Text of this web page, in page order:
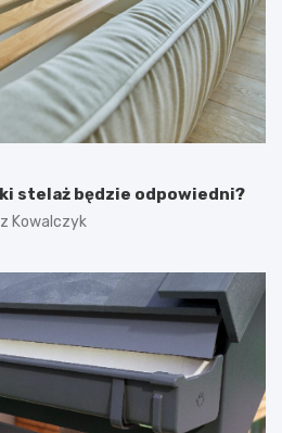
stelaż będzie odpowiedni?
Kowalczyk